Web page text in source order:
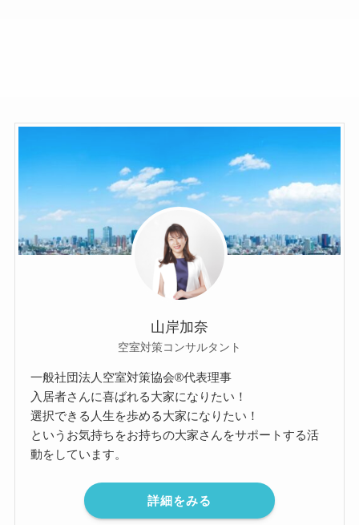
山岸加奈
空室対策コンサルタント
一般社団法人空室対策協会®︎代表理事
入居者さんに喜ばれる大家になりたい！
選択できる人生を歩める大家になりたい！
というお気持ちをお持ちの大家さんをサポートする活
動をしています。
詳細をみる